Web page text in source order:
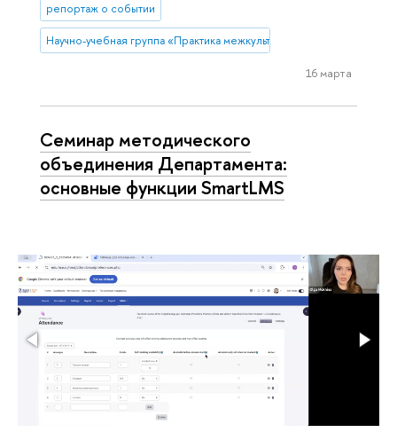
репортаж о событии
Научно-учебная группа «Практика межкультурной коммуникации
16 марта
Семинар методического
объединения Департамента:
основные функции SmartLMS